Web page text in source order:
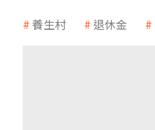
養生村 退休金